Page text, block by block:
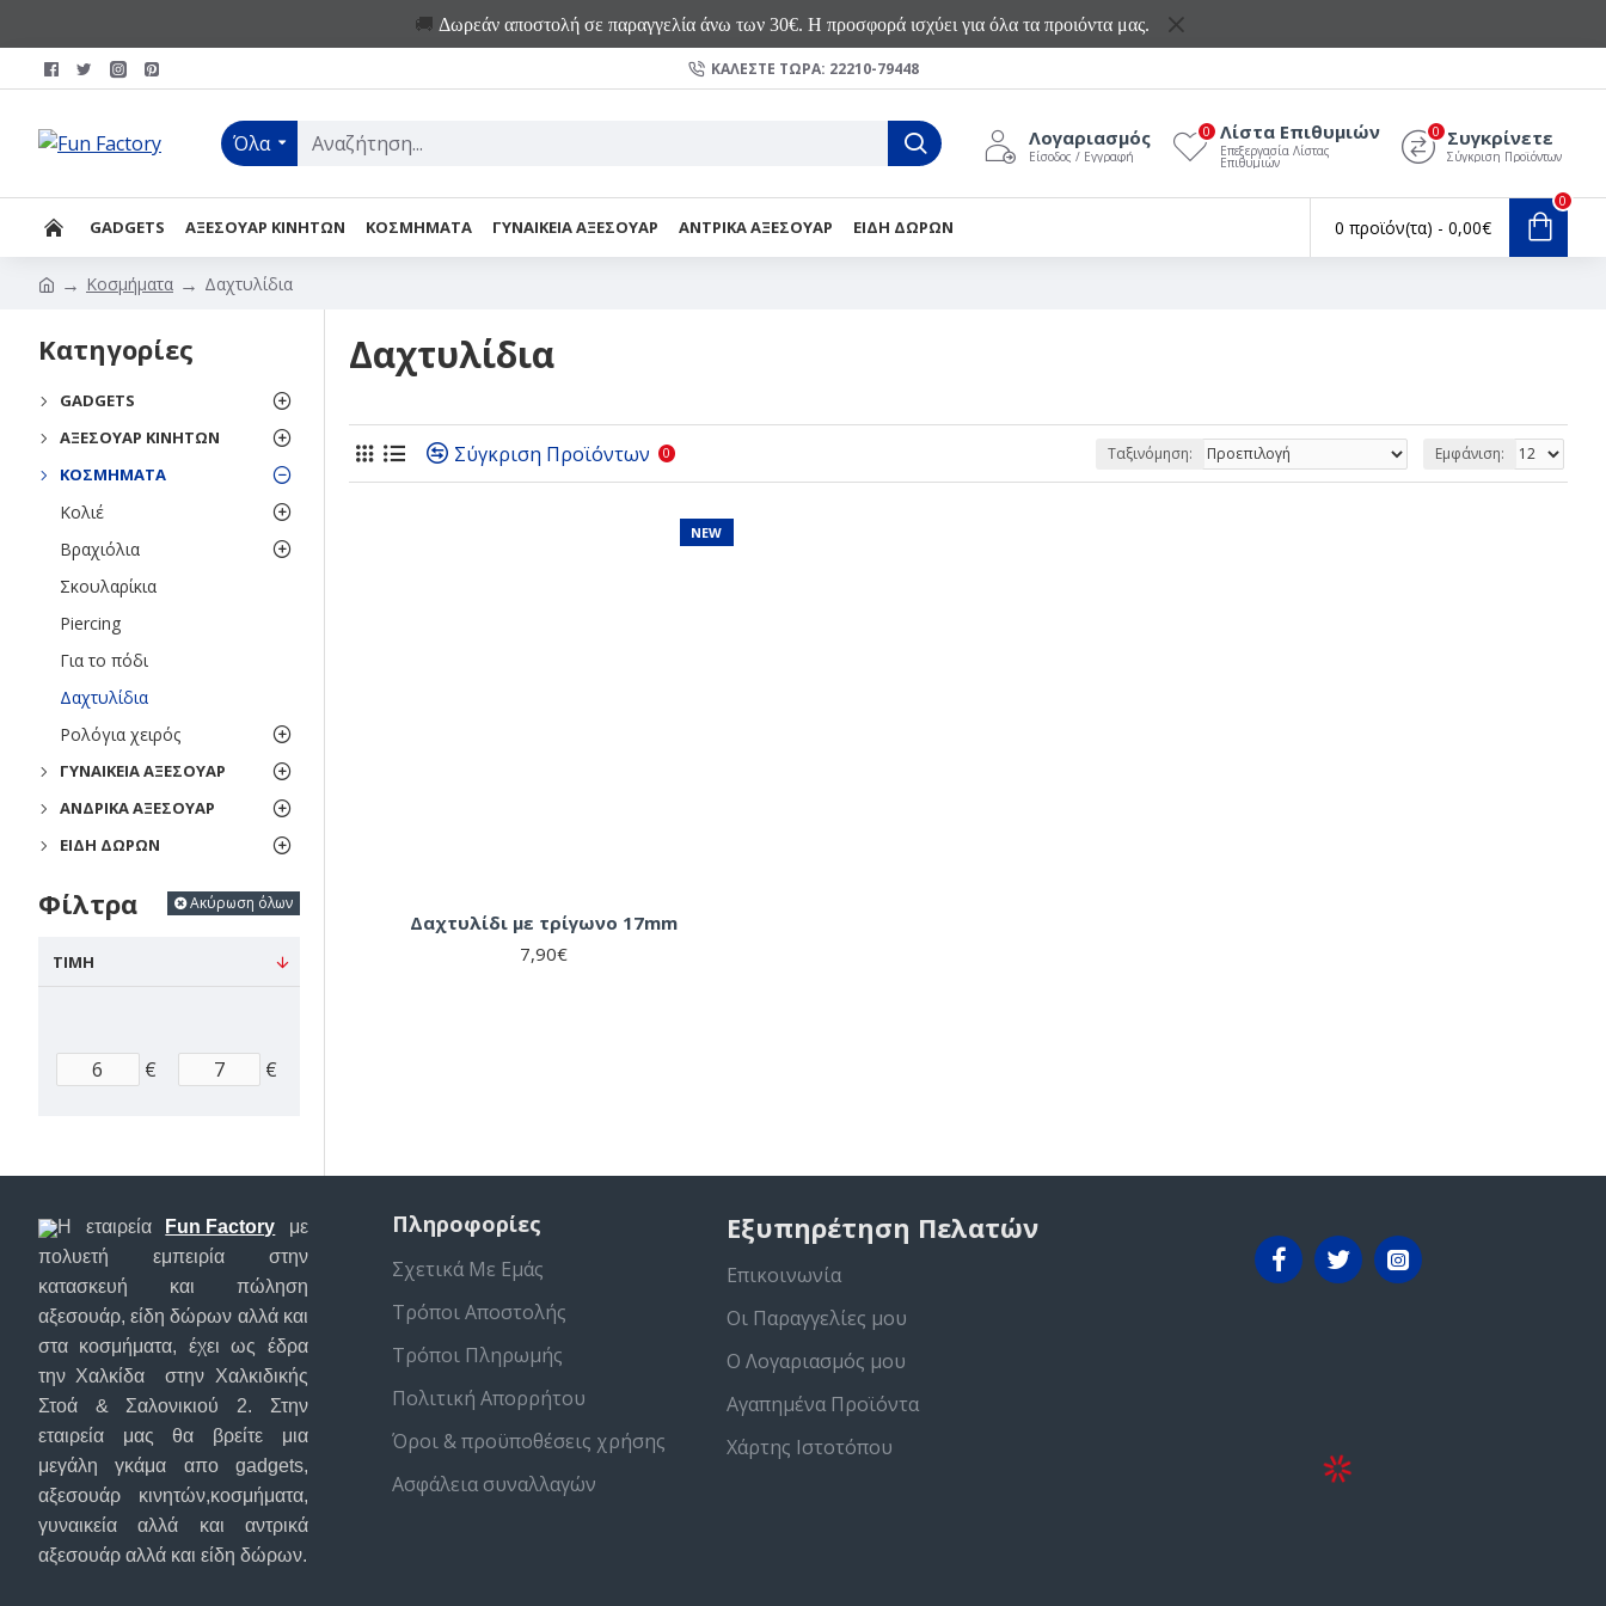
🚚 Δωρεάν αποστολή σε παραγγελία άνω των 30€. Η προσφορά ισχύει για όλα τα προιόντα μας.
ΚΑΛΈΣΤΕ ΤΏΡΑ: 22210-79448
Όλα Λογαριασμός
Είσοδος / Εγγραφή
Λίστα Επιθυμιών
Επεξεργασία Λίστας
Επιθυμιών
0 Συγκρίνετε
Σύγκριση Προϊόντων
0
GADGETS ΑΞΕΣΟΥΑΡ ΚΙΝΗΤΩΝ ΚΟΣΜΗΜΑΤΑ ΓΥΝΑΙΚΕΙΑ ΑΞΕΣΟΥΑΡ ΑΝΤΡΙΚΑ ΑΞΕΣΟΥΑΡ ΕΙΔΗ ΔΩΡΩΝ 0 προϊόν(τα) - 0,00€
0
Κοσμήματα Δαχτυλίδια
Κατηγορίες
GADGETS
ΑΞΕΣΟΥΆΡ ΚΙΝΗΤΏΝ
ΚΟΣΜΉΜΑΤΑ
Κολιέ
Βραχιόλια
Σκουλαρίκια
Piercing
Για το πόδι
Δαχτυλίδια
Ρολόγια χειρός
ΓΥΝΑΙΚΕΊΑ ΑΞΕΣΟΥΆΡ
ΑΝΔΡΙΚΆ ΑΞΕΣΟΥΆΡ
ΕΊΔΗ ΔΏΡΩΝ
Φίλτρα Ακύρωση όλων
ΤΙΜΉ
€ €
Δαχτυλίδια
Σύγκριση Προϊόντων 0 Ταξινόμηση: Εμφάνιση:
NEW
Δαχτυλίδι με τρίγωνο 17mm
7,90€
Η εταιρεία Fun Factory
με
πολυετή εμπειρία στην
κατασκευή και πώληση
αξεσουάρ, είδη δώρων αλλά και
στα κοσμήματα, έχει ως έδρα
την Χαλκίδα στην Χαλκιδικής
Στοά & Σαλονικιού 2. Στην
εταιρεία μας θα βρείτε μια
μεγάλη γκάμα απο gadgets,
αξεσουάρ κινητών,κοσμήματα,
γυναικεία αλλά και αντρικά
αξεσουάρ αλλά και είδη δώρων.
Πληροφορίες
Σχετικά Με Εμάς
Τρόποι Αποστολής
Τρόποι Πληρωμής
Πολιτική Απορρήτου
Όροι & προϋποθέσεις χρήσης
Ασφάλεια συναλλαγών
Εξυπηρέτηση Πελατών
Επικοινωνία
Οι Παραγγελίες μου
Ο Λογαριασμός μου
Αγαπημένα Προϊόντα
Χάρτης Ιστοτόπου